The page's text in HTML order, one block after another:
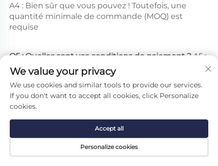
A4 : Bien sûr que vous pouvez ! Toutefois, une
quantité minimale de commande (MOQ) est
requise
Q5 : Quelles sont vos conditions de paiement ? A5 :
Nous acceptons T/T, L/C, Western Union, D/P et
PayPal, etc.
We value your privacy
We use cookies and similar tools to provide our services.
If you don't want to accept all cookies, click Personalize
cookies.
Personalize cookies
Accept all